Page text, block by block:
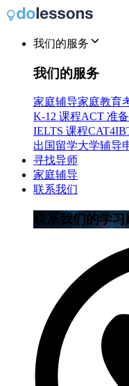
我们的服务
我们的服务
家庭辅导家庭教育
K-12 课程ACT 准备
IELTS 课程CAT4IB
出国留学大学辅导
寻找导师
家庭辅导
联系我们
联系我们的学习